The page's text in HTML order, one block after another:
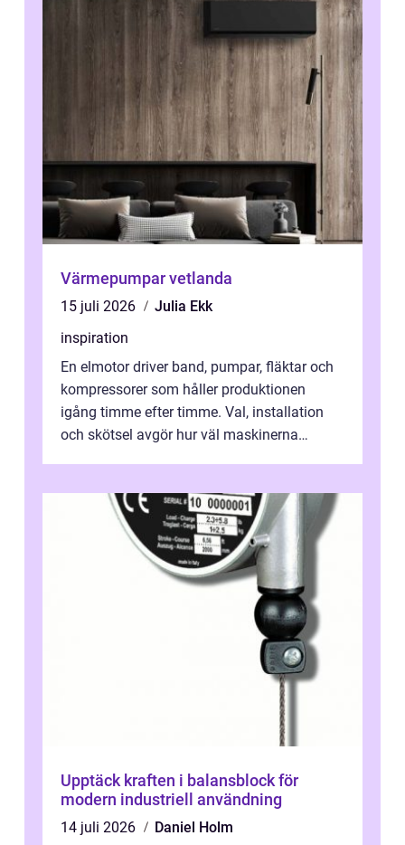
Värmepumpar vetlanda
15 juli 2026
Julia Ekk
inspiration
En elmotor driver band, pumpar, fläktar och
kompressorer som håller produktionen
igång timme efter timme. Val, installation
och skötsel avgör hur väl maskinerna
Upptäck kraften i balansblock för
modern industriell användning
14 juli 2026 Daniel Holm